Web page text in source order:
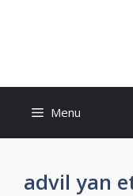
Menu
advil yan